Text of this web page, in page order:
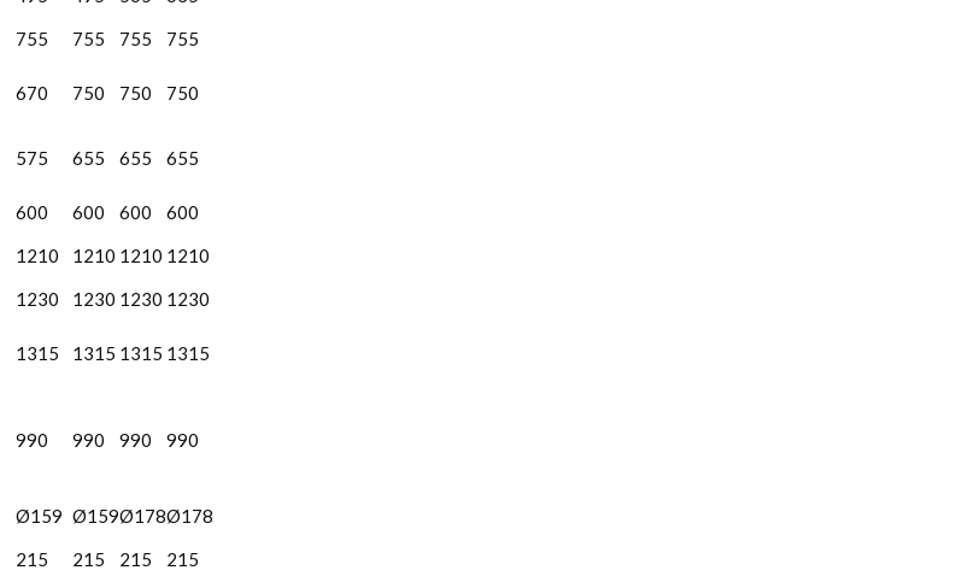
755 755 755
755
670 750 750
750
575 655 655
655
600 600 600
600
1210 1210 1210 1210
1230 1230 1230 1230
1315 1315 1315 1315
990 990 990 990
Ø159 Ø159Ø178Ø178
215 215 215 215